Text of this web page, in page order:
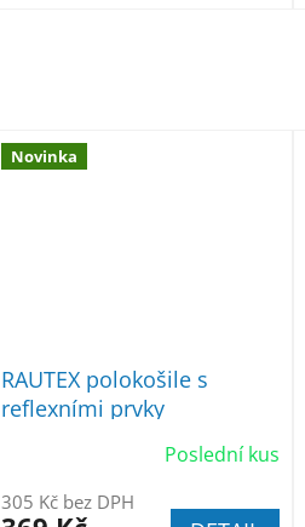
Novinka
RAUTEX polokošile s
reflexními prvky
Poslední kus
305 Kč bez DPH